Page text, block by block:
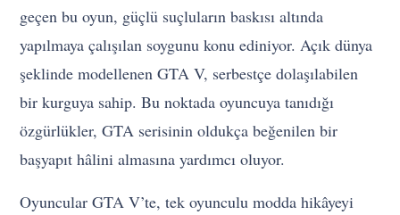
geçen bu oyun, güçlü suçluların baskısı altında
yapılmaya çalışılan soygunu konu ediniyor. Açık dünya
şeklinde modellenen GTA V, serbestçe dolaşılabilen
bir kurguya sahip. Bu noktada oyuncuya tanıdığı
özgürlükler, GTA serisinin oldukça beğenilen bir
başyapıt hâlini almasına yardımcı oluyor.
Oyuncular GTA V’te, tek oyunculu modda hikâyeyi